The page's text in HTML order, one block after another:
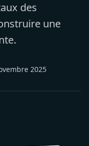
des
une
2025